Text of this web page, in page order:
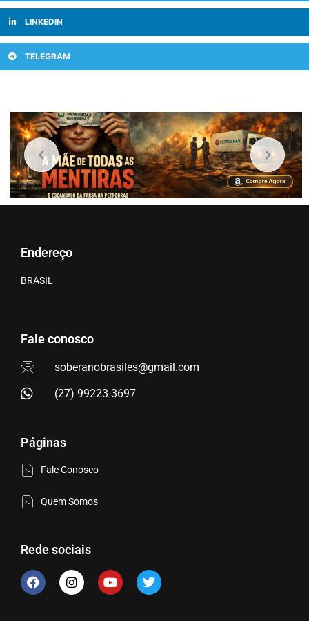
LINKEDIN
TELEGRAM
Endereço
BRASIL
Fale conosco
soberanobrasiles@gmail.com
(27) 99223-3697
Páginas
Fale Conosco
Quem Somos
Rede sociais